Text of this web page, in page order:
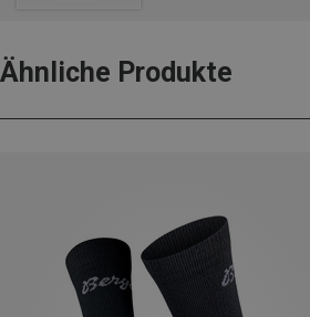
Ähnliche Produkte